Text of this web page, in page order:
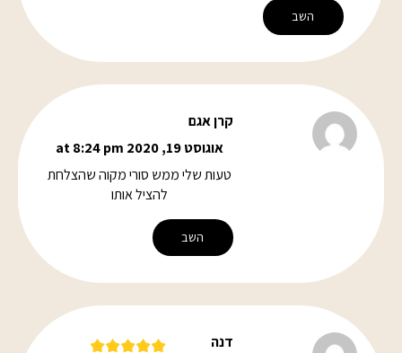
השב
קרן אגם
אוגוסט 19, 2020 at 8:24 pm
טעות שלי ממש סורי מקוה שהצלחת
להציל אותו
השב
דנה